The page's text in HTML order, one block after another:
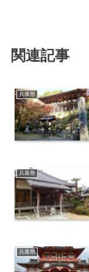
関連記事
兵庫県
兵庫県
兵庫県